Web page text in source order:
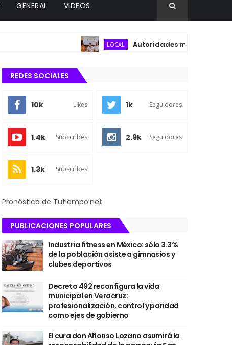
GENERAL VIDEOS
LOCAL Autoridades municipales y del
REDES SOCIALES
10k Likes 1k Seguidores
1.4k Subscribes 2.9k Seguidores
1.3k Subscribes
Pronóstico de Tutiempo.net
PUBLICACIONES POPULARES
Industria fitness en México: sólo 3.3%
de la población asiste a gimnasios y
clubes deportivos
Decreto 492 reconfigura la vida
municipal en Veracruz:
profesionalización, control y paridad
como ejes de gobierno
El cura don Alfonso Lozano asumirá la